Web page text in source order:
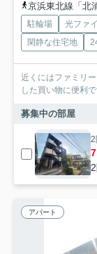
京浜東北線「北
駐輪場 光ファ
閑静な住宅地
近くにはファミリ
した買い物に便利
募集中の部屋
2
アパート